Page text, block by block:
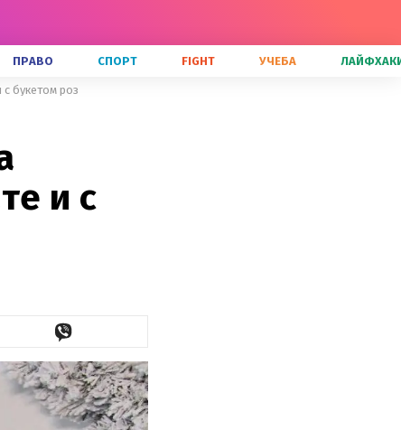
ПРАВО СПОРТ FIGHT УЧЕБА
букетом роз
и с